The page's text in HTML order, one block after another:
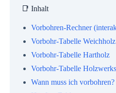
📑 Inhalt
Vorbohren-Rechner
Vorbohr-Tabelle Weichholz
Vorbohr-Tabelle Hartholz
Vorbohr-Tabelle
Wann muss ich vorbohren?